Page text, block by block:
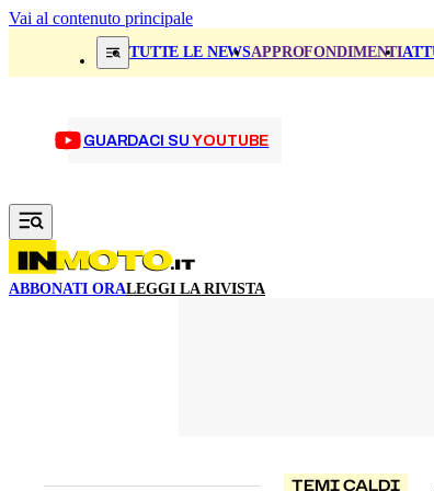
Vai al contenuto principale
TUTTE LE NEWSAPPROFONDIMENTI
GUARDACI SUYOUTUBE
ABBONATI ORALEGGI LA RIVISTA
TEMI CALDI